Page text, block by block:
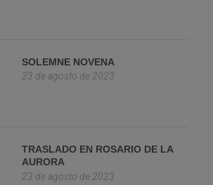
SOLEMNE NOVENA
23 de agosto de 2023
TRASLADO EN ROSARIO DE LA
AURORA
23 de agosto de 2023